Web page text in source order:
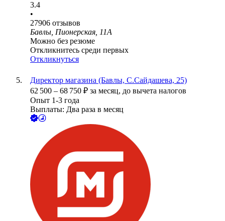
3.4
•
27906 отзывов
Бавлы, Пионерская, 11А
Можно без резюме
Откликнитесь среди первых
Откликнуться
Директор магазина (Бавлы, С.Сайдашева, 25)
62 500 – 68 750 ₽ за месяц, до вычета налогов
Опыт 1-3 года
Выплаты: Два раза в месяц